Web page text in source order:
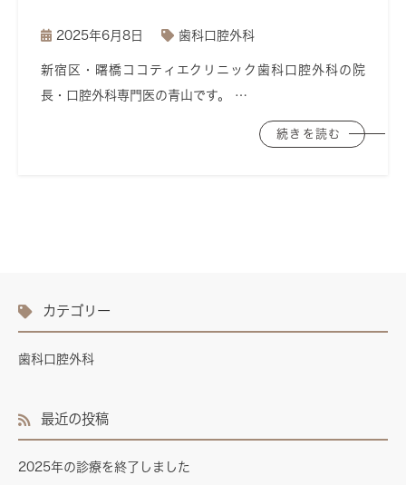
2025年6月8日 歯科口腔外科
新宿区・曙橋ココティエクリニック歯科口腔外科の院
長・口腔外科専門医の青山です。 …
続きを読む
カテゴリー
歯科口腔外科
最近の投稿
2025年の診療を終了しました